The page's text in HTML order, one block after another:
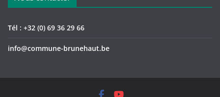
Tél : +32 (0) 69 36 29 66
info@commune-brunehaut.be